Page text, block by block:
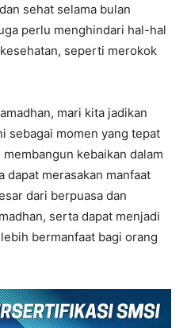
sehat selama bulan
perlu menghindari hal-hal
seperti merokok
mari kita jadikan
sebagai momen yang tepat
kebaikan dalam
dapat merasakan manfaat
dari berpuasa dan
serta dapat menjadi
bermanfaat bagi orang